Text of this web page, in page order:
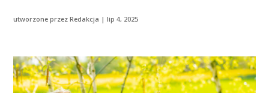
utworzone przezRedakcja |lip 4, 2025